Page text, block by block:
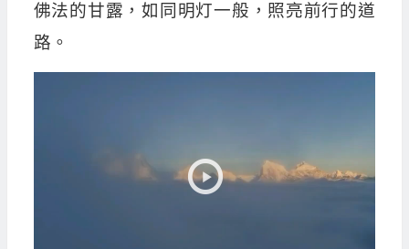
佛法的甘露，如同明灯一般，照亮前行的道
路。